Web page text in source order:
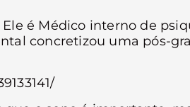
é Médico interno de
concretizou uma pós-